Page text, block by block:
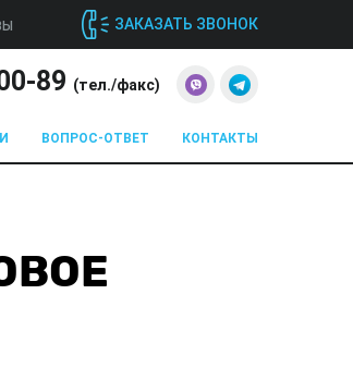
ЗАКАЗАТЬ ЗВОНОК
89 (тел./факс)
ВОПРОС-ОТВЕТ КОНТАКТЫ